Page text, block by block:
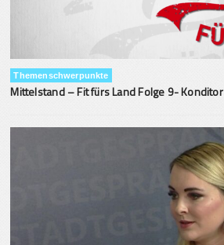
Themenschwerpunkte
Mittelstand – Fit fürs Land Folge 9- Konditor